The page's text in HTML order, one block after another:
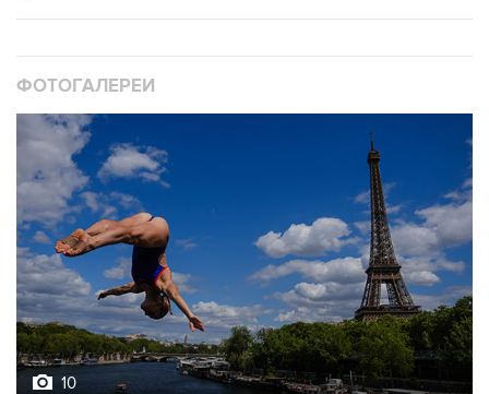
ФОТОГАЛЕРЕИ
10